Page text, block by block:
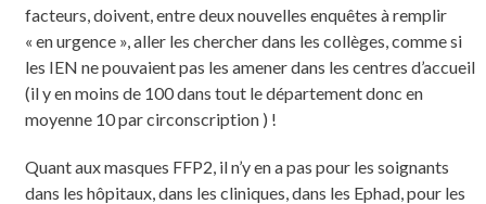
facteurs, doivent, entre deux nouvelles enquêtes à remplir
« en urgence », aller les chercher dans les collèges, comme si
les IEN ne pouvaient pas les amener dans les centres d’accueil
(il y en moins de 100 dans tout le département donc en
moyenne 10 par circonscription ) !
Quant aux masques FFP2, il n’y en a pas pour les soignants
dans les hôpitaux, dans les cliniques, dans les Ephad, pour les